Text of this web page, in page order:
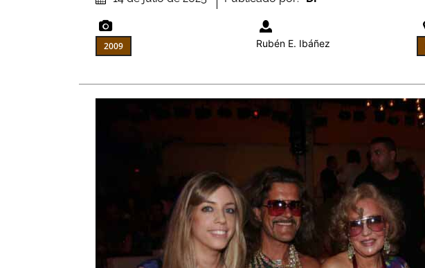
2009 Rubén E. Ibáñez